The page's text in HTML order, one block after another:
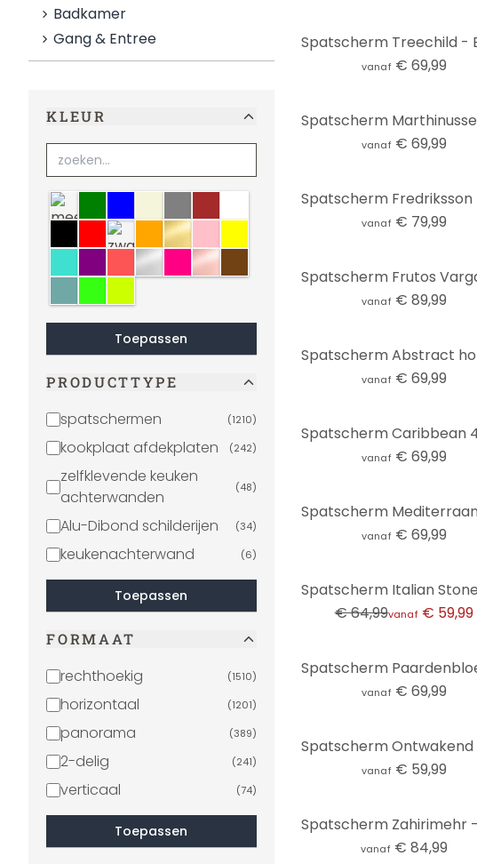
Badkamer
Gang & Entree
KLEUR
meerkleurig
roodzwart-wit
oranje
goud
crème
zilver rozekoper
Toepassen
PRODUCTTYPE
spatschermen (1210)
kookplaat afdekplaten (242)
zelfklevende keuken
achterwanden
(48)
Alu-Dibond schilderijen (34)
keukenachterwand (6)
Toepassen
FORMAAT
rechthoekig (1510)
horizontaal (1201)
panorama (389)
2-delig (241)
verticaal (74)
Toepassen
vanaf € 69,99
vanaf € 69,99
vanaf € 79,99
vanaf € 89,99
vanaf € 69,99
vanaf € 69,99
vanaf € 69,99
€ 64,99vanaf € 59,99
vanaf € 69,99
vanaf € 59,99
vanaf € 84,99